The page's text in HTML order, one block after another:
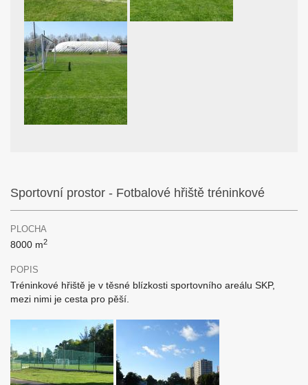
Sportovní prostor - Fotbalové hřiště tréninkové
PLOCHA
8000 m2
POPIS
Tréninkové hřiště je v těsné blízkosti sportovního areálu SKP,
mezi nimi je cesta pro pěší.